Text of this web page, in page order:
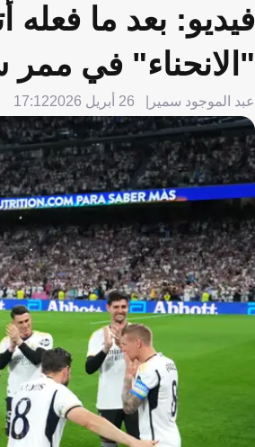
فيديو: بعد ما
"الانحناء" في
عبد الموجود سمير 26 أبريل 2026 17:12